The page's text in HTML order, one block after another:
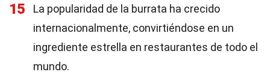
15
La popularidad de la burrata ha crecido
internacionalmente, convirtiéndose en un
ingrediente estrella en restaurantes de todo el
mundo.